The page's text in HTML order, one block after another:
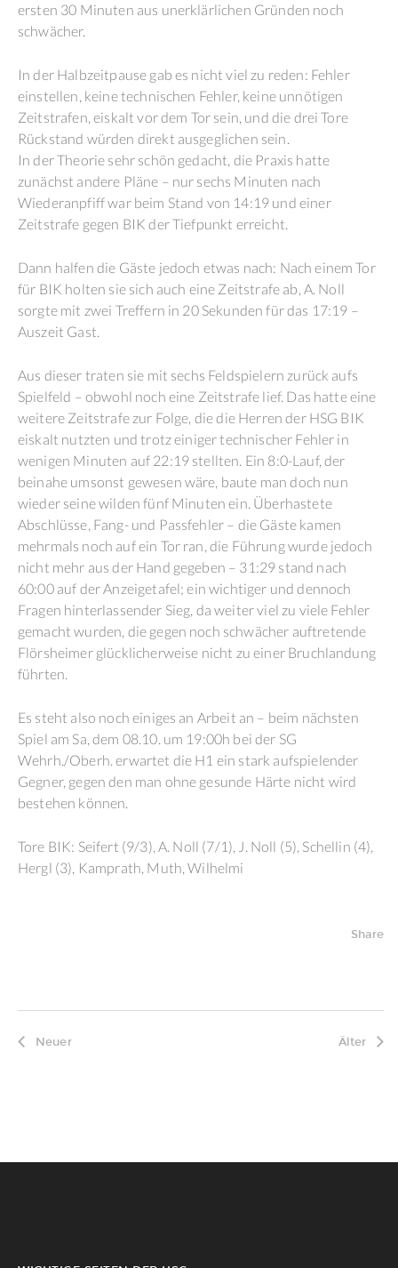
ersten 30 Minuten aus unerklärlichen Gründen noch
schwächer.
In der Halbzeitpause gab es nicht viel zu reden: Fehler
einstellen, keine technischen Fehler, keine unnötigen
Zeitstrafen, eiskalt vor dem Tor sein, und die drei Tore
Rückstand würden direkt ausgeglichen sein.
In der Theorie sehr schön gedacht, die Praxis hatte
zunächst andere Pläne – nur sechs Minuten nach
Wiederanpfiff war beim Stand von 14:19 und einer
Zeitstrafe gegen BIK der Tiefpunkt erreicht.
Dann halfen die Gäste jedoch etwas nach: Nach einem Tor
für BIK holten sie sich auch eine Zeitstrafe ab, A. Noll
sorgte mit zwei Treffern in 20 Sekunden für das 17:19 –
Auszeit Gast.
Aus dieser traten sie mit sechs Feldspielern zurück aufs
Spielfeld – obwohl noch eine Zeitstrafe lief. Das hatte eine
weitere Zeitstrafe zur Folge, die die Herren der HSG BIK
eiskalt nutzten und trotz einiger technischer Fehler in
wenigen Minuten auf 22:19 stellten. Ein 8:0-Lauf, der
beinahe umsonst gewesen wäre, baute man doch nun
wieder seine wilden fünf Minuten ein. Überhastete
Abschlüsse, Fang- und Passfehler – die Gäste kamen
mehrmals noch auf ein Tor ran, die Führung wurde jedoch
nicht mehr aus der Hand gegeben – 31:29 stand nach
60:00 auf der Anzeigetafel; ein wichtiger und dennoch
Fragen hinterlassender Sieg, da weiter viel zu viele Fehler
gemacht wurden, die gegen noch schwächer auftretende
Flörsheimer glücklicherweise nicht zu einer Bruchlandung
führten.
Es steht also noch einiges an Arbeit an – beim nächsten
Spiel am Sa, dem 08.10. um 19:00h bei der SG
Wehrh./Oberh. erwartet die H1 ein stark aufspielender
Gegner, gegen den man ohne gesunde Härte nicht wird
bestehen können.
Tore BIK: Seifert (9/3), A. Noll (7/1), J. Noll (5), Schellin (4),
Hergl (3), Kamprath, Muth, Wilhelmi
Share
Neuer Älter